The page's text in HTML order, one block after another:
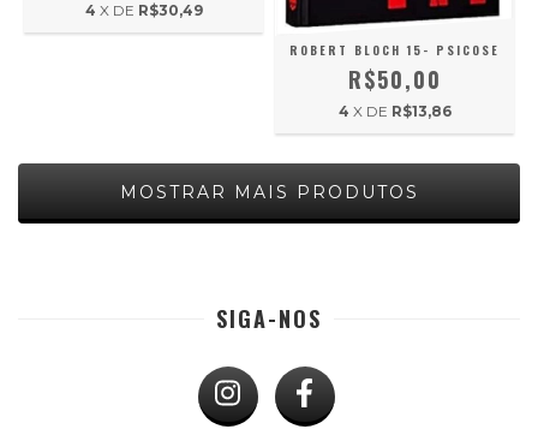
4 X DE R$30,49
ROBERT BLOCH 15- PSICOSE
R$50,00
4 X DE R$13,86
MOSTRAR MAIS PRODUTOS
SIGA-NOS